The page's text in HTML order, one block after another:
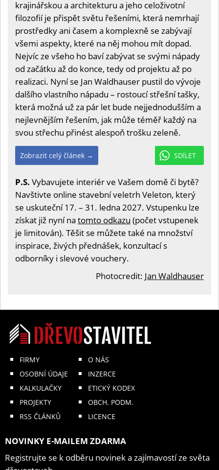
krajinářskou a architekturu a jeho celoživotní
filozofií je přispět světu řešeními, která nemrhají
prostředky ani časem a komplexně se zabývají
všemi aspekty, které na něj mohou mít dopad.
Nejvíc ze všeho ho baví zabývat se svými nápady
od začátku až do konce, tedy od projektu až po
realizaci. Nyní se Jan Waldhauser pustil do vývoje
dalšího vlastního nápadu – rostoucí střešní tašky,
která možná už za pár let bude nejjednodušším a
nejlevnějším řešením, jak může téměř každý na
svou střechu přinést alespoň trošku zeleně.
SDÍLET
Zobrazit celý článek →
P.S. Vybavujete interiér ve Vašem domě či bytě?
Navštivte online stavební veletrh Veleton, který
se uskuteční 17. – 31. ledna 2027. Vstupenku lze
získat již nyní na tomto odkazu (počet vstupenek
je limitován). Těšit se můžete také na množství
inspirace, živých přednášek, konzultací s
odborníky i slevové vouchery.
Photocredit: Jan Waldhauser
FIRMY
OSOBNÍ ÚDAJE
KALKULAČKY
PROJEKTY
RSS ČLÁNKŮ
O NÁS
INZERCE
ETICKÝ KODEX
OBCH. PODM.
LICENCE
NOVINKY E-MAILEM ZDARMA
Registrujte se k odběru novinek a zajímavostí ze světa